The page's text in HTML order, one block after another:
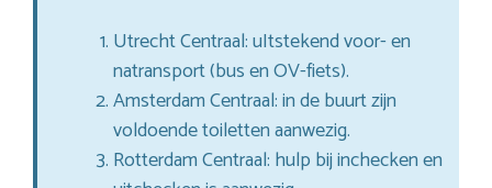
Utrecht Centraal: uItstekend voor- en
natransport (bus en OV-fiets).
Amsterdam Centraal: in de buurt zijn
voldoende toiletten aanwezig.
Rotterdam Centraal: hulp bij inchecken en